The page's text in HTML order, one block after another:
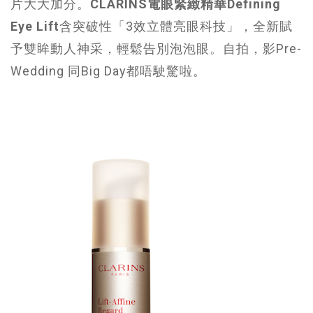
片大大加分。 CLARINS電眼緊緻精華Defining
Eye Lift含突破性「3效立體亮眼科技」，全新賦
予雙眸動人神采，輕鬆告別泡泡眼。自拍，影Pre-
Wedding 同Big Day都唔駛驚啦。